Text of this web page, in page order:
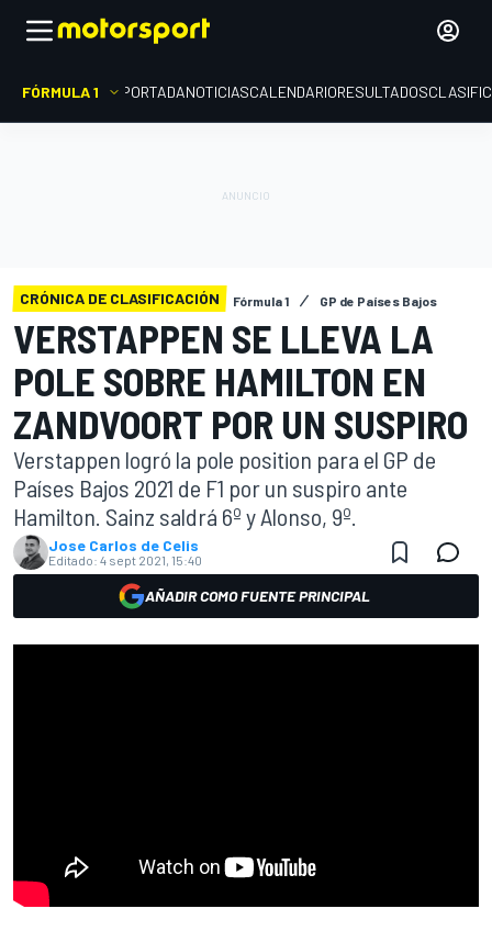
FÓRMULA 1 PORTADANOTICIASCALENDARIORESULTADOS
CRÓNICA DE CLASIFICACIÓN Fórmula 1 GP de Países Bajos
VERSTAPPEN SE LLEVA LA
POLE SOBRE HAMILTON EN
ZANDVOORT POR UN SUSPIRO
Verstappen logró la pole position para el GP de
Países Bajos 2021 de F1 por un suspiro ante
Hamilton. Sainz saldrá 6º y Alonso, 9º.
Jose Carlos de Celis
Editado: 4 sept 2021, 15:40
AÑADIR COMO FUENTE PRINCIPAL